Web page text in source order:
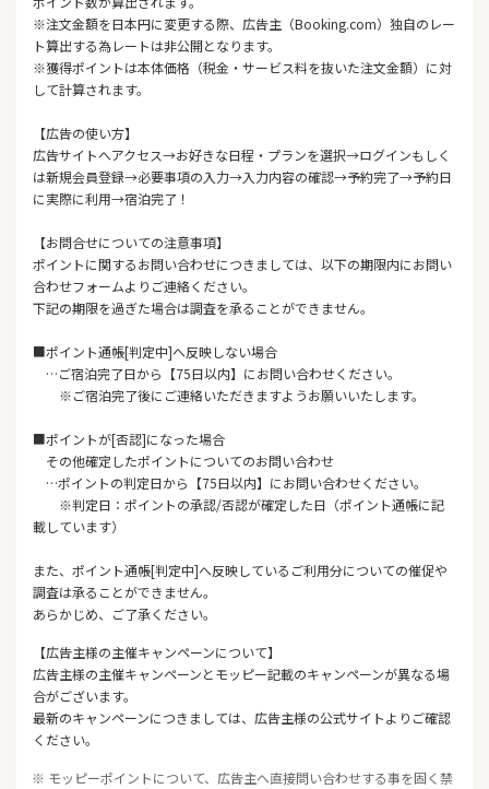
※注文金額を日本円に変更する際、広告主（Booking.com）独自のレー
ト算出する為レートは非公開となります。
※獲得ポイントは本体価格（税金・サービス料を抜いた注文金額）に対
して計算されます。
【広告の使い方】
広告サイトへアクセス→お好きな日程・プランを選択→ログインもしく
は新規会員登録→必要事項の入力→入力内容の確認→予約完了→予約日
に実際に利用→宿泊完了！
【お問合せについての注意事項】
ポイントに関するお問い合わせにつきましては、以下の期限内にお問い
合わせフォームよりご連絡ください。
下記の期限を過ぎた場合は調査を承ることができません。
■ポイント通帳[判定中]へ反映しない場合
…ご宿泊完了日から【75日以内】にお問い合わせください。
※ご宿泊完了後にご連絡いただきますようお願いいたします。
■ポイントが[否認]になった場合
その他確定したポイントについてのお問い合わせ
…ポイントの判定日から【75日以内】にお問い合わせください。
※判定日：ポイントの承認/否認が確定した日（ポイント通帳に記
載しています）
また、ポイント通帳[判定中]へ反映しているご利用分についての催促や
調査は承ることができません。
あらかじめ、ご了承ください。
【広告主様の主催キャンペーンについて】
広告主様の主催キャンペーンとモッピー記載のキャンペーンが異なる場
合がございます。
最新のキャンペーンにつきましては、広告主様の公式サイトよりご確認
ください。
※ モッピーポイントについて、広告主へ直接問い合わせする事を固く禁